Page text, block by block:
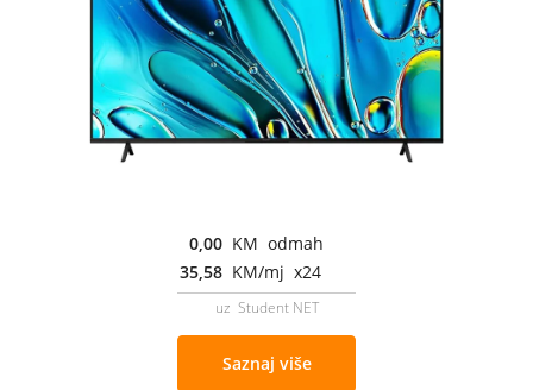
0,00 KM odmah
35,58 KM/mj x24
uz Student NET
Saznaj više